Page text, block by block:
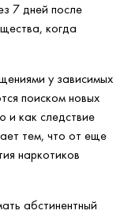
7 дней после
когда
у зависимых
поиском новых
и как следствие
тем, что от еще
наркотиков
абстинентный